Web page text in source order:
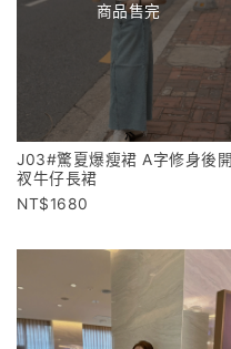
商品售完
J03#驚夏爆瘦裙 A字修身後開
衩牛仔長裙
1680